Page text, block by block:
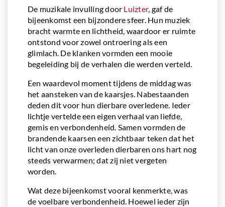
De muzikale invulling door Luizter, gaf de
bijeenkomst een bijzondere sfeer. Hun muziek
bracht warmte en lichtheid, waardoor er ruimte
ontstond voor zowel ontroering als een
glimlach. De klanken vormden een mooie
begeleiding bij de verhalen die werden verteld.
Een waardevol moment tijdens de middag was
het aansteken van de kaarsjes. Nabestaanden
deden dit voor hun dierbare overledene. Ieder
lichtje vertelde een eigen verhaal van liefde,
gemis en verbondenheid. Samen vormden de
brandende kaarsen een zichtbaar teken dat het
licht van onze overleden dierbaren ons hart nog
steeds verwarmen; dat zij niet vergeten
worden.
Wat deze bijeenkomst vooral kenmerkte, was
de voelbare verbondenheid. Hoewel ieder zijn